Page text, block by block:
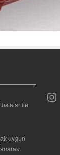
ustalar ile
uygun